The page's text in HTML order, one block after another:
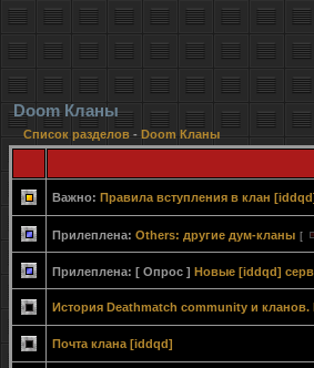
Doom Кланы
Список разделов - Doom Кланы
Важно: Правила вступления в клан
Прилеплена: Others: другие дум-кланы [
Прилеплена: [ Опрос ] Новые [iddqd]
История Deathmatch community и кланов.
Почта клана [iddqd]